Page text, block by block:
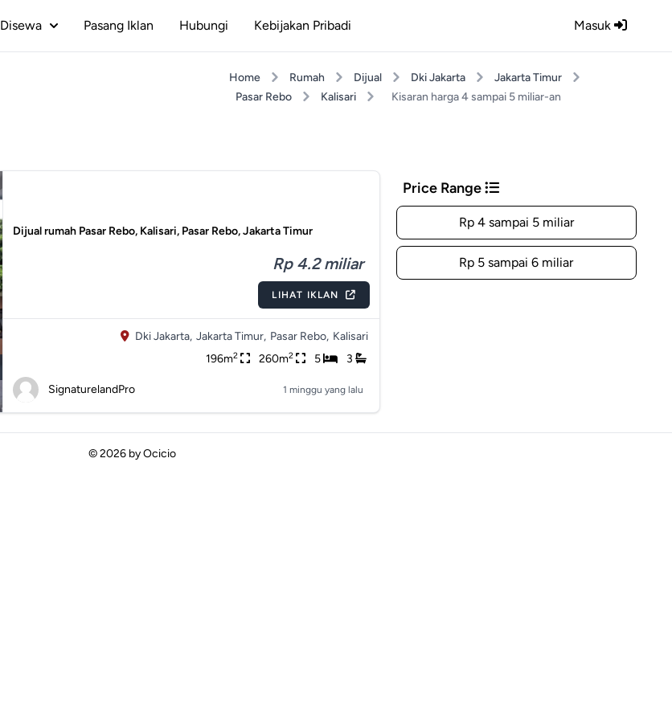
Masuk
Disewa Pasang Iklan Hubungi Kebijakan Pribadi
Home Rumah Dijual Dki Jakarta
Jakarta Timur
Pasar Rebo
Kalisari Kisaran harga 4 sampai 5 miliar-an
Dijual rumah Pasar Rebo, Kalisari, Pasar Rebo, Jakarta Timur
Rp 4.2 miliar
LIHAT IKLAN
Dki Jakarta, Jakarta Timur, Pasar Rebo, Kalisari
196m2 260m2 5 3
SignaturelandPro 1 minggu yang lalu
Price Range
Rp 4 sampai 5 miliar
Rp 5 sampai 6 miliar
© 2026 byOcicio